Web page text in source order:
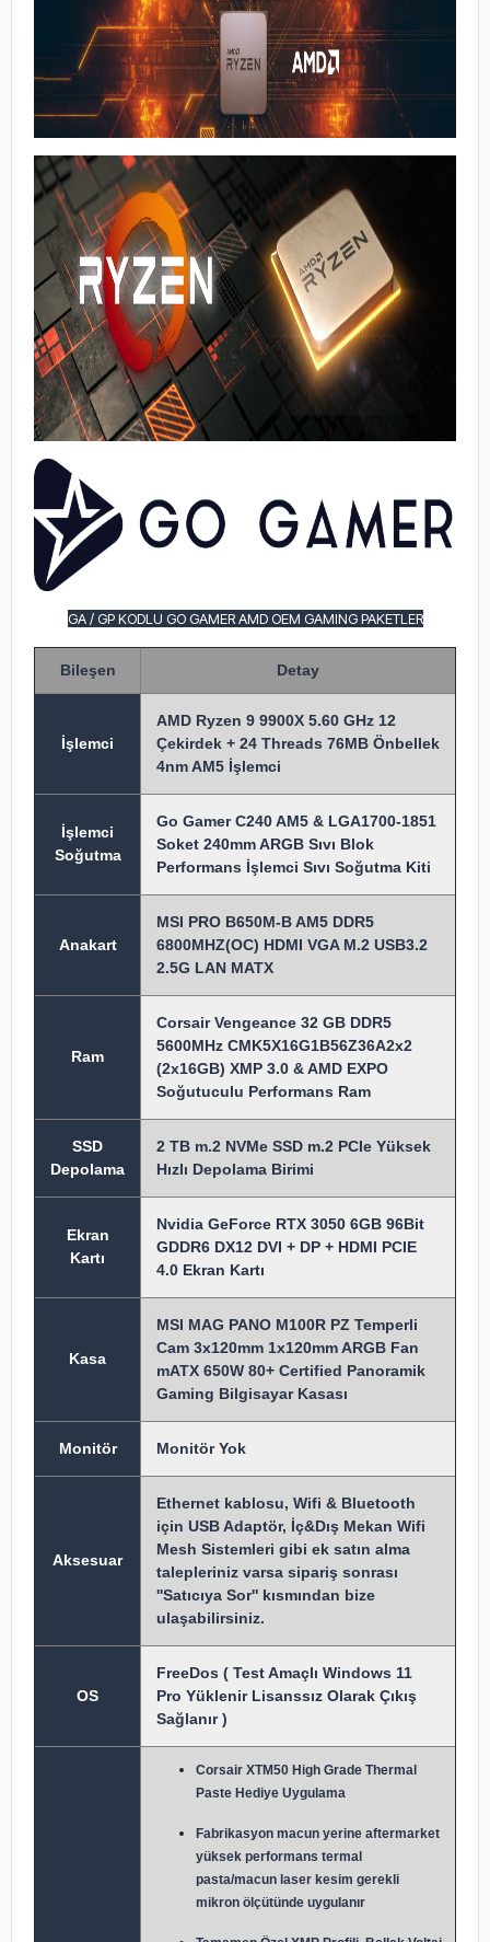
GA / GP KODLU GO GAMER AMD OEM GAMING PAKETLER
Bileşen Detay
İşlemci
AMD Ryzen 9 9900X 5.60 GHz 12
Çekirdek + 24 Threads 76MB Önbellek
4nm AM5 İşlemci
İşlemci
Soğutma
Go Gamer C240 AM5 & LGA1700-1851
Soket 240mm ARGB Sıvı Blok
Performans İşlemci Sıvı Soğutma Kiti
Anakart
MSI PRO B650M-B AM5 DDR5
6800MHZ(OC) HDMI VGA M.2 USB3.2
2.5G LAN MATX
Ram
Corsair Vengeance 32 GB DDR5
5600MHz CMK5X16G1B56Z36A2x2
(2x16GB) XMP 3.0 & AMD EXPO
Soğutuculu Performans Ram
SSD
Depolama
2 TB m.2 NVMe SSD m.2 PCIe Yüksek
Hızlı Depolama Birimi
Ekran
Kartı
Nvidia GeForce RTX 3050 6GB 96Bit
GDDR6 DX12 DVI + DP + HDMI PCIE
4.0 Ekran Kartı
Kasa
MSI MAG PANO M100R PZ Temperli
Cam 3x120mm 1x120mm ARGB Fan
mATX 650W 80+ Certified Panoramik
Gaming Bilgisayar Kasası
Monitör Monitör Yok
Aksesuar
Ethernet kablosu, Wifi & Bluetooth
için USB Adaptör, İç&Dış Mekan Wifi
Mesh Sistemleri gibi ek satın alma
talepleriniz varsa sipariş sonrası
''Satıcıya Sor'' kısmından bize
ulaşabilirsiniz.
OS
FreeDos ( Test Amaçlı Windows 11
Pro Yüklenir Lisanssız Olarak Çıkış
Sağlanır )
Corsair XTM50 High Grade Thermal
Paste Hediye Uygulama
Fabrikasyon macun yerine aftermarket
yüksek performans termal
pasta/macun laser kesim gerekli
mikron ölçütünde uygulanır